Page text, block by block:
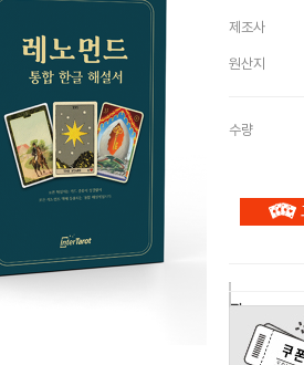
제조사
원산지
수량
구
장
관